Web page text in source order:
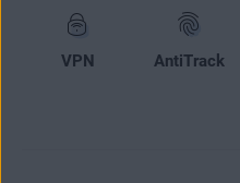
VPN AntiTrack